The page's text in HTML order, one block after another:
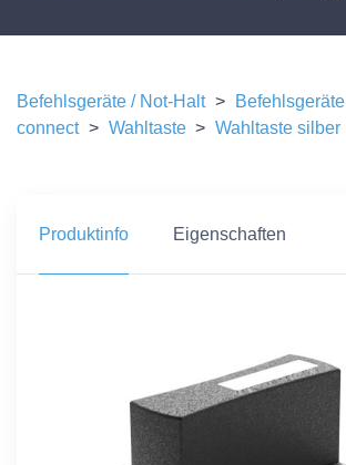
Befehlsgeräte / Not-Halt > Befehlsgeräte
connect > Wahltaste > Wahltaste silber
Produktinfo Eigenschaften